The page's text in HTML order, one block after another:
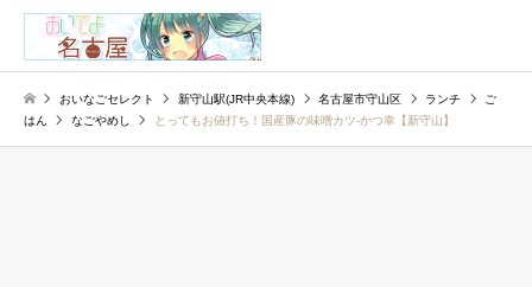
おいなごセレクト 新守山駅(JR中央本線) 名古屋市守山区 ランチ
ご
はん
なごやめし とってもお値打ち！国産豚の味噌カツ-かつ幸【新守山】